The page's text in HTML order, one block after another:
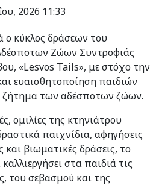
2026 11:33
ο κύκλος δράσεων του
Ζώων Συντροφιάς
«Lesvos Tails», με στόχο την
ευαισθητοποίηση παιδιών
των αδέσποτων ζώων.
ομιλίες της κτηνιάτρου
παιχνίδια, αφηγήσεις
βιωματικές δράσεις, το
στα παιδιά τις
του σεβασμού και της